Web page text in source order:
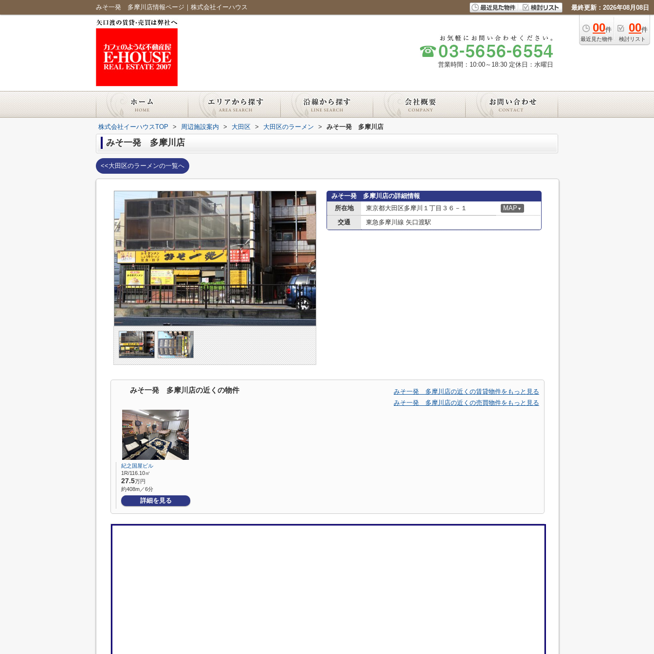
みそ一発 多摩川店情報ページ｜株式会社イーハウス 最終更新：2026年08月08日
00件
最近見た物件
00件
検討リスト
営業時間：10:00～18:30 定休日：水曜日
株式会社イーハウスTOP > 周辺施設案内 > 大田区 > 大田区のラーメン > みそ一発 多摩川店
みそ一発 多摩川店
<<大田区のラーメンの一覧へ
みそ一発 多摩川店の詳細情報
所在地
東京都大田区多摩川１丁目３６－１ MAP ▼
交通 東急多摩川線 矢口渡駅
みそ一発 多摩川店の近くの物件
みそ一発 多摩川店の近くの賃貸物件をもっと見る
みそ一発 多摩川店の近くの売買物件をもっと見る
紀之国屋ビル
1R/116.10㎡
27.5万円
約408m／6分
詳細を見る